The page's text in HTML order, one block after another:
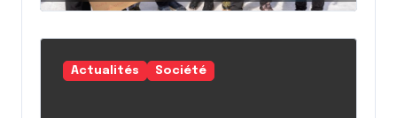
Actualités Société